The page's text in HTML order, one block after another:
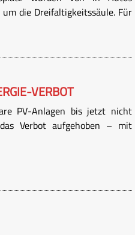
die Dreifaltigkeitssäule. Für
VERBOT
PV-Anlagen bis jetzt nicht
Verbot aufgehoben – mit